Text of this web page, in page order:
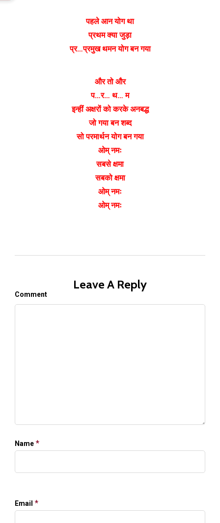
पहले आन योग था
प्रथम क्या जुड़ा
प्र…प्रमुख थमन योग बन गया
और तो और
प…र… थ… म
इन्हीं अक्षरों को करके अनबद्ध
जो गया बन शब्द
सो परमार्थन योग बन गया
ओम् नमः
सबसे क्षमा
सबको क्षमा
ओम् नमः
ओम् नमः
Leave A Reply
Comment
Name *
Email *